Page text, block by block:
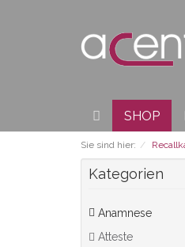
SHOP
Sie sind hier:
Kategorien
Anamnese
Atteste